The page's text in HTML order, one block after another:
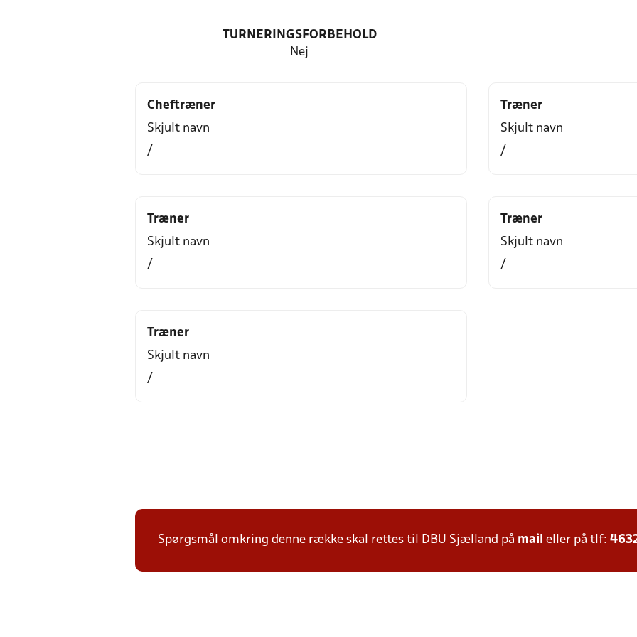
TURNERINGSFORBEHOLD
Nej
Cheftræner
Skjult navn
/
Træner
Skjult navn
/
Træner
Skjult navn
/
Træner
Skjult navn
/
Træner
Skjult navn
/
Spørgsmål omkring denne række skal rettes til DBU Sjælland på mail eller på tlf: